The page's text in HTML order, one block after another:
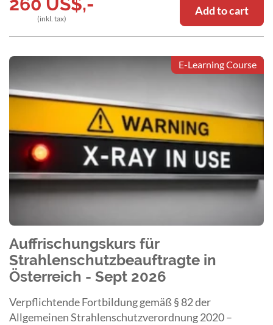
(inkl. tax)
Add to cart
E-Learning Course
Auffrischungskurs für
Strahlenschutzbeauftragte in
Österreich - Sept 2026
Verpflichtende Fortbildung gemäß § 82 der
Allgemeinen Strahlenschutzverordnung 2020 –